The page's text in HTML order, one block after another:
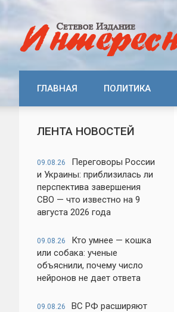
ГЛАВНАЯ ПОЛИТИКА
ЛЕНТА НОВОСТЕЙ
09.08.26
Переговоры России
и Украины: приблизилась ли
перспектива завершения
СВО — что известно на 9
августа 2026 года
09.08.26
Кто умнее — кошка
или собака: ученые
объяснили, почему число
нейронов не дает ответа
09.08.26
ВС РФ расширяют